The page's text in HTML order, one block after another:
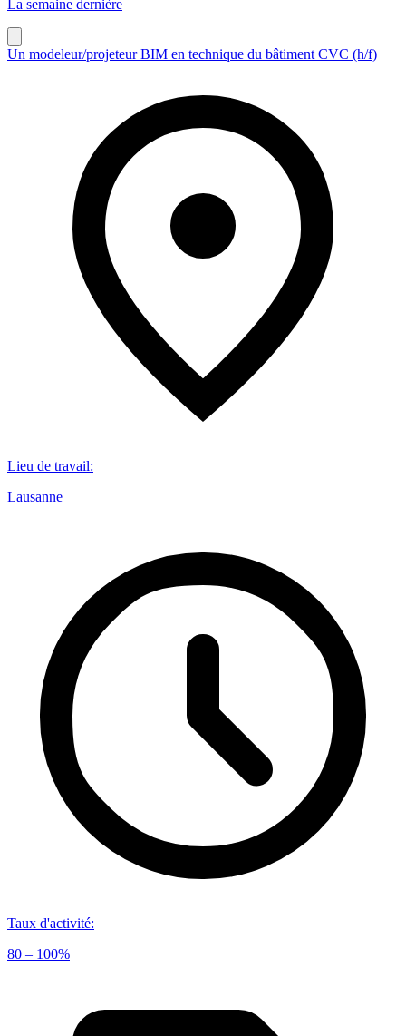
La semaine dernière
Un modeleur/projeteur BIM en technique du bâtiment CVC (h/f)
Lieu de travail:
Lausanne
Taux d'activité:
80 – 100%